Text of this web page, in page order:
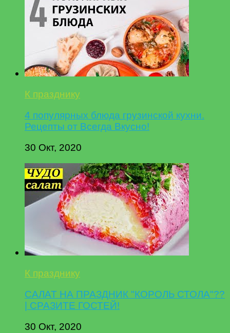
К празднику
4 популярных блюда грузинской кухни.
Рецепты от Всегда Вкусно!
30 Окт, 2020
К празднику
САЛАТ НА ПРАЗДНИК "КОРОЛЬ СТОЛА"??
| СРАЗИТЕ ГОСТЕЙ!
30 Окт, 2020